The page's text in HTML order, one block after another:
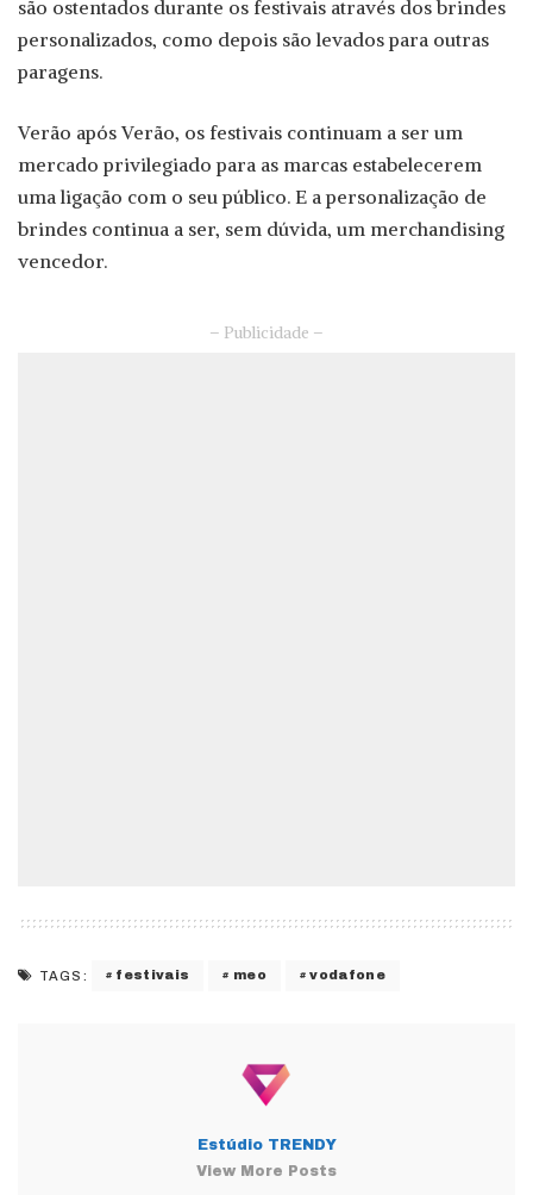
são ostentados durante os festivais através dos brindes
personalizados, como depois são levados para outras
paragens.
Verão após Verão, os festivais continuam a ser um
mercado privilegiado para as marcas estabelecerem
uma ligação com o seu público. E a personalização de
brindes continua a ser, sem dúvida, um merchandising
vencedor.
– Publicidade –
TAGS: festivais meo vodafone
Estúdio TRENDY
View More Posts